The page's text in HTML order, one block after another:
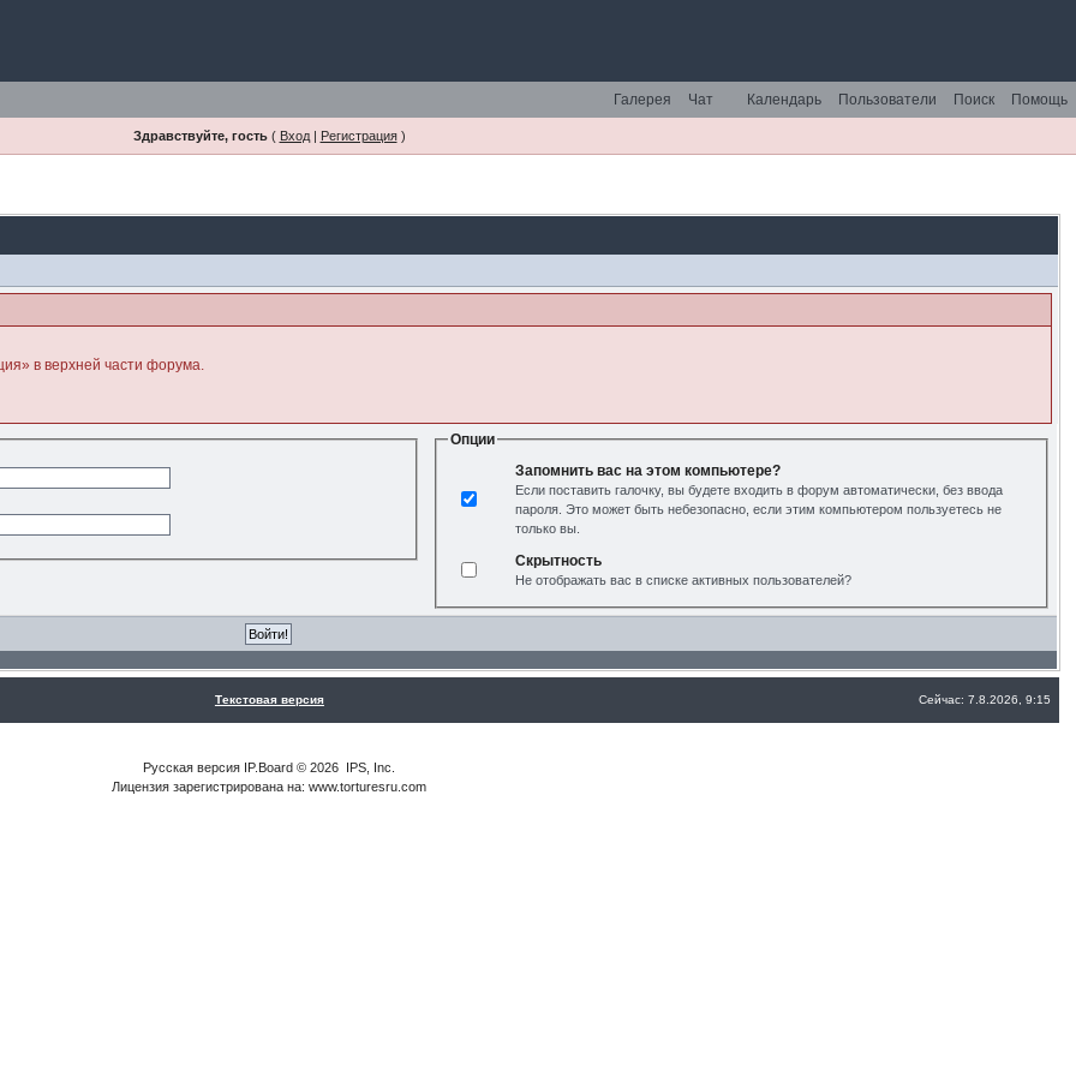
Помощь
Поиск
Пользователи
Календарь
Чат
Галерея
Здравствуйте, гость( Вход| Регистрация)
в верхней части форума.
Опции
Запомнить вас на этом компьютере?
Если поставить галочку, вы будете входить в форум автоматически, без ввода
пароля. Это может быть небезопасно, если этим компьютером пользуетесь не
только вы.
Скрытность
Не отображать вас в списке активных пользователей?
Текстовая версия Сейчас: 7.8.2026, 9:15
Русская версия IP.Board© 2026 IPS, Inc
Лицензия зарегистрирована на: www.torturesru.com